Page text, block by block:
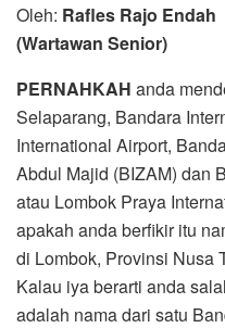
Oleh: Rafles Rajo Endah
(Wartawan Senior)
PERNAHKAH anda
Selaparang, Bandara
International Airport,
Abdul Majid (BIZAM) dan
atau Lombok Praya
apakah anda berfikir itu
di Lombok, Provinsi Nusa
Kalau iya berarti anda
adalah nama dari satu